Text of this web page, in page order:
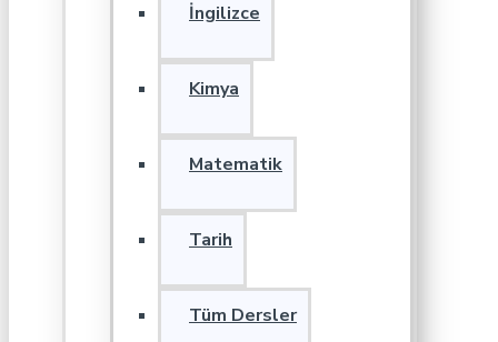
İngilizce
Kimya
Matematik
Tarih
Tüm Dersler